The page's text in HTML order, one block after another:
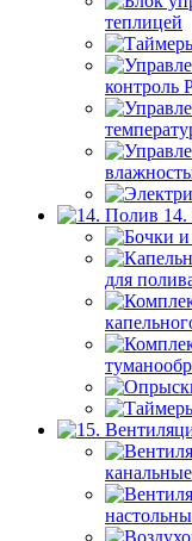
теплицей
контроль
для
канальные